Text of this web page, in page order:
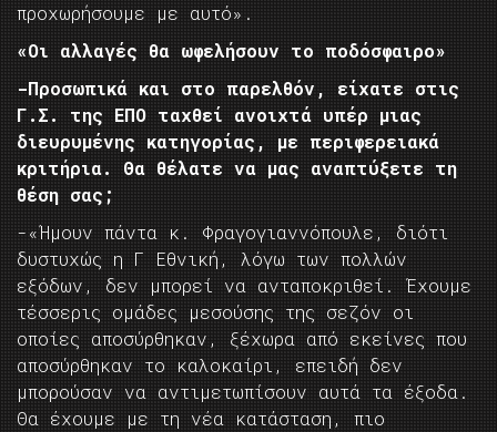
προχωρήσουμε με αυτό».
«Οι αλλαγές θα ωφελήσουν το ποδόσφαιρο»
-Προσωπικά και στο παρελθόν, είχατε στις
Γ.Σ. της ΕΠΟ ταχθεί ανοιχτά υπέρ μιας
διευρυμένης κατηγορίας, με περιφερειακά
κριτήρια. Θα θέλατε να μας αναπτύξετε τη
θέση σας;
-«Ήμουν πάντα κ. Φραγογιαννόπουλε, διότι
δυστυχώς η Γ Εθνική, λόγω των πολλών
εξόδων, δεν μπορεί να ανταποκριθεί. Έχουμε
τέσσερις ομάδες μεσούσης της σεζόν οι
οποίες αποσύρθηκαν, ξέχωρα από εκείνες που
αποσύρθηκαν το καλοκαίρι, επειδή δεν
μπορούσαν να αντιμετωπίσουν αυτά τα έξοδα.
Θα έχουμε με τη νέα κατάσταση, πιο